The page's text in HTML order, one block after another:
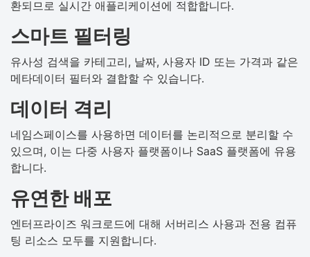
환되므로 실시간 애플리케이션에 적합합니다.
스마트 필터링
유사성 검색을 카테고리, 날짜, 사용자 ID 또는 가격과 같은
메타데이터 필터와 결합할 수 있습니다.
데이터 격리
네임스페이스를 사용하면 데이터를 논리적으로 분리할 수
있으며, 이는 다중 사용자 플랫폼이나 SaaS 플랫폼에 유용
합니다.
유연한 배포
엔터프라이즈 워크로드에 대해 서버리스 사용과 전용 컴퓨
팅 리소스 모두를 지원합니다.